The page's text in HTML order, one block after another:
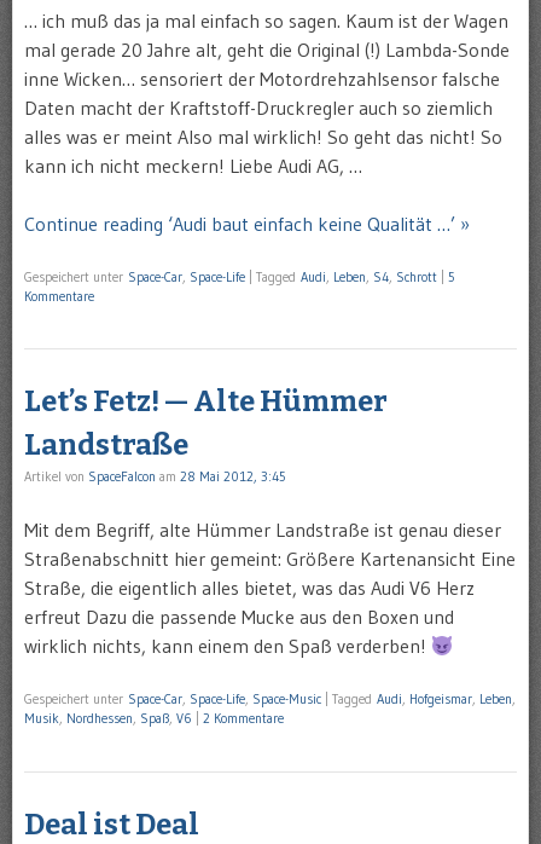
… ich muß das ja mal einfach so sagen. Kaum ist der Wagen
mal gerade 20 Jahre alt, geht die Original (!) Lambda-Sonde
inne Wicken… sensoriert der Motordrehzahlsensor falsche
Daten macht der Kraftstoff-Druckregler auch so ziemlich
alles was er meint Also mal wirklich! So geht das nicht! So
kann ich nicht meckern! Liebe Audi AG, …
Continue reading ‘Audi baut einfach keine Qualität …’ »
Gespeichert unter Space-Car Space-Life Tagged Audi Leben S4 Schrott
5
Kommentare
Let’s Fetz! — Alte Hümmer
Landstraße
Artikel von SpaceFalcon am 28 Mai 2012, 3:45
Mit dem Begriff, alte Hümmer Landstraße ist genau dieser
Straßenabschnitt hier gemeint: Größere Kartenansicht Eine
Straße, die eigentlich alles bietet, was das Audi V6 Herz
erfreut Dazu die passende Mucke aus den Boxen und
wirklich nichts, kann einem den Spaß verderben!
Gespeichert unter Space-Car, Space-Life, Space-Music Tagged Audi, Hofgeismar, Leben,
Musik, Nordhessen, Spaß, V6 2 Kommentare
Deal ist Deal